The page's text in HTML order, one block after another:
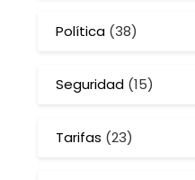
Política (38)
Seguridad (15)
Tarifas (23)